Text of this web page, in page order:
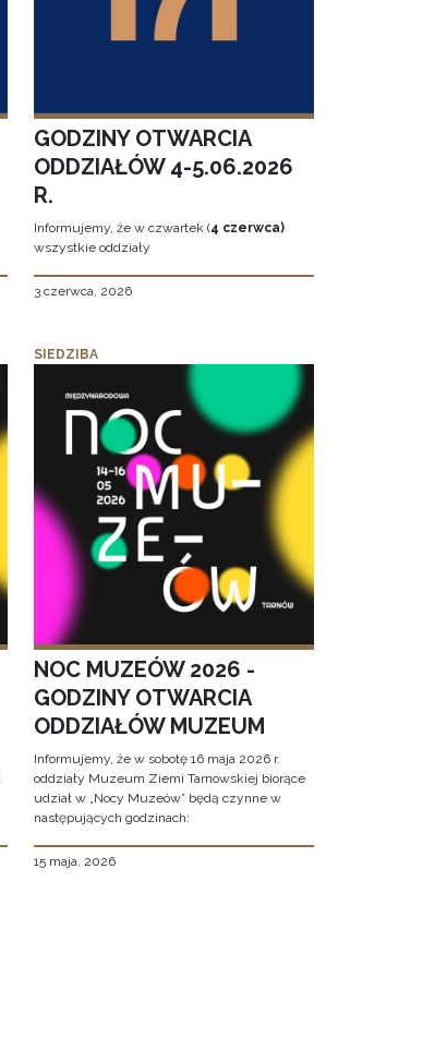
GODZINY OTWARCIA
ODDZIAŁÓW 4-5.06.2026
R.
Informujemy, że w czwartek (4 czerwca)
wszystkie oddziały
3 czerwca, 2026
SIEDZIBA
NOC MUZEÓW 2026 -
GODZINY OTWARCIA
ODDZIAŁÓW MUZEUM
Informujemy, że w sobotę 16 maja 2026 r.
oddziały Muzeum Ziemi Tarnowskiej biorące
udział w „Nocy Muzeów” będą czynne w
następujących godzinach:
15 maja, 2026